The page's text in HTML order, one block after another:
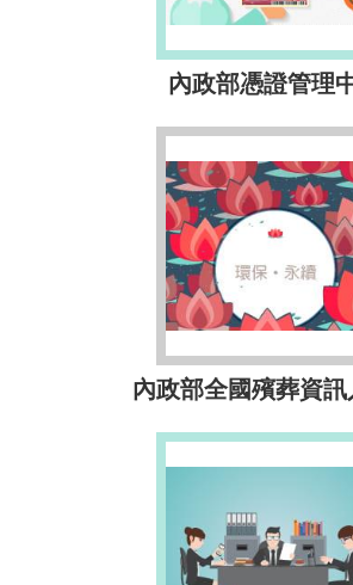
內政部憑證管理
內政部全國殯葬資訊